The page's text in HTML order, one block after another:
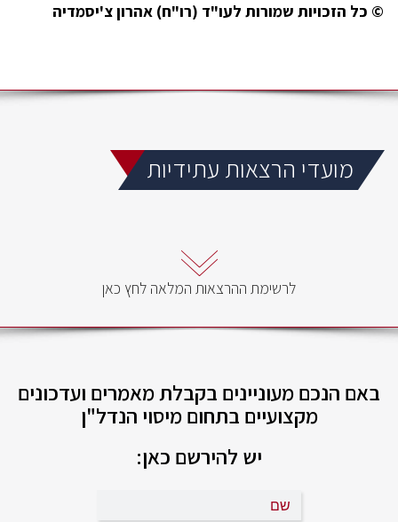
© כל הזכויות שמורות לעו"ד (רו"ח) אהרון צ'יסמדיה
מועדי הרצאות עתידיות
לרשימת ההרצאות המלאה לחץ כאן
באם הנכם מעוניינים בקבלת מאמרים ועדכונים
מקצועיים בתחום מיסוי הנדל"ן
יש להירשם כאן: